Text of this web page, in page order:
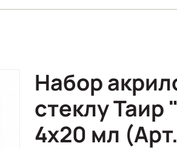
Набор
стеклу Таир
4х20 мл